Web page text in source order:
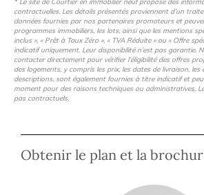
contractuelles. Les détails présentés proviennent d’un
données fournies par nos partenaires promoteurs et
programmes immobiliers, les lots, ainsi que les mentions
inclus », « Prêt à Taux Zéro », « TVA Réduite » ou « Offre
indicatif uniquement. Leur disponibilité n’est pas garantie.
contacter directement pour vérifier l’éligibilité des offres
des logements, y compris les prix, les dates de livraison, les
descriptions, sont également fournies à titre indicatif et
moment pour des raisons techniques ou administratives.
pas contractuels.
Obtenir le plan et la